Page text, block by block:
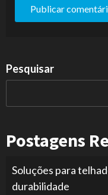
Pesquisar
Postagens
Soluções para
durabilidade